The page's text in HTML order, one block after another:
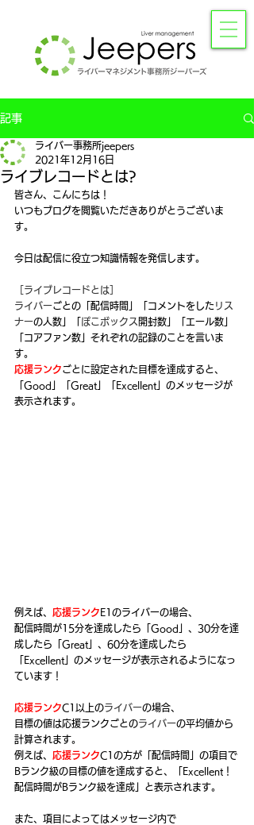
記事
ライブレコードとは?
ライバー事務所jeepers
2021年12月16日
皆さん、こんにちは！
いつもブログを閲覧いただきありがとうございま
す。
今日は配信に役立つ知識情報を発信します。
［ライブレコードとは］
ライバーごとの「配信時間」「コメントをした リス
ナーの人数」「 ぽこボックス 開封数」「エール数」
「コアファン数」それぞれの記録のことを言いま
す。
応援ランクごとに設定された目標を達成すると、
「Good」「Great」「Excellent」のメッセージが
表示されます。
例えば、 応援ランク E1のライバーの場合、
配信時間が15分を達成したら「Good」、30分を達
成したら「Great」、60分を達成したら
「Excellent」のメッセージが表示されるようになっ
ています！
応援ランクC1以上のライバーの場合、
目標の値は応援ランクごとのライバーの平均値から
計算されます。
例えば、
応援ランクC1の方が「配信時間」の項目で
Bランク級の目標の値を達成すると、「Excellent！
配信時間がBランク級を達成」と表示されます。
また、項目によってはメッセージ内で